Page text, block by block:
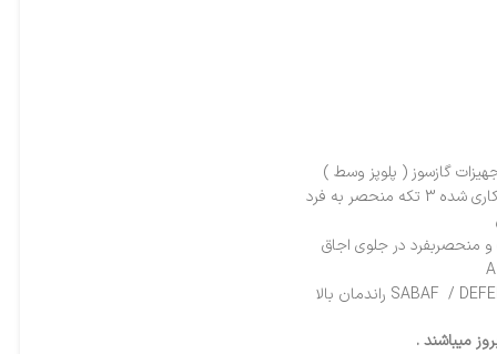
به فرد
منحصربفرد در جلوی اجاق
میباشند .